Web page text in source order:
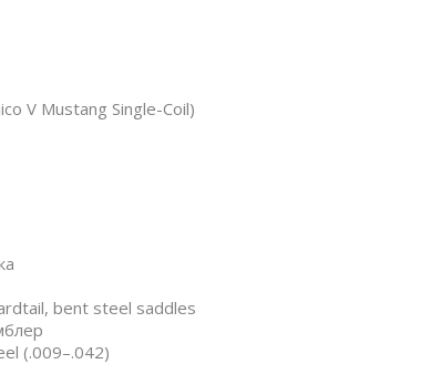
V Mustang Single-Coil)
bent steel saddles
(.009–.042)